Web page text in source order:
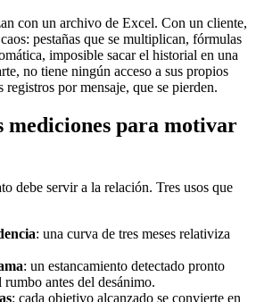
con un archivo de Excel. Con un cliente,
pestañas que se multiplican, fórmulas
imposible sacar el historial en una
no tiene ningún acceso a sus propios
registros por mensaje, que se pierden.
mediciones para motivar
debe servir a la relación. Tres usos que
: una curva de tres meses relativiza
: un estancamiento detectado pronto
antes del desánimo.
: cada objetivo alcanzado se convierte en